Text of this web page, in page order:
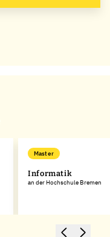
Master
Informatik
an der Hochschule Bremen